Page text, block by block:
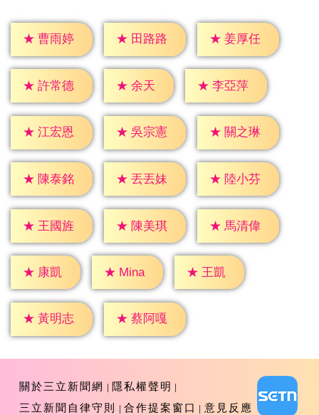
★ 曹雨婷 ★ 田路路 ★ 姜厚任
★ 許常德 ★ 余天 ★ 李亞萍
★ 江宏恩 ★ 吳宗憲 ★ 關之琳
★ 陳泰銘 ★ 丟丟妹 ★ 陸小芬
★ 王國旌 ★ 陳美琪 ★ 馬清偉
★ 康凱 ★ Mina ★ 王凱
★ 黃明志 ★ 蔡阿嘎
關於三立新聞網
隱私權聲明
三立新聞自律守則
合作提案窗口 意見反應